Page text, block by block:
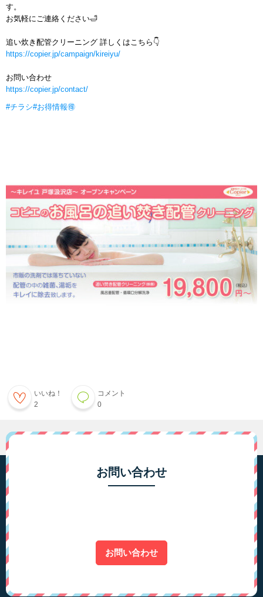
す。
お気軽にご連絡ください🛁
追い炊き配管クリーニング 詳しくはこちら👇
https://copier.jp/campaign/kireiyu/
お問い合わせ
https://copier.jp/contact/
#チラシ#お得情報🉐
いいね！
2
コメント
0
お問い合わせ
お問い合わせ